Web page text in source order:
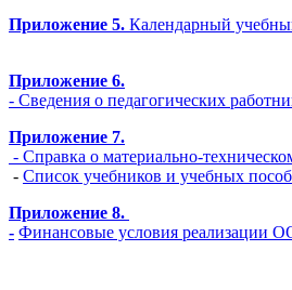
Приложение 5. Календарный
Приложение 6.
- Сведения о педагогических
Приложение 7.
- Справка о материально-
- Список учебников и учебных
Приложение 8.
- Финансовые условия реализации